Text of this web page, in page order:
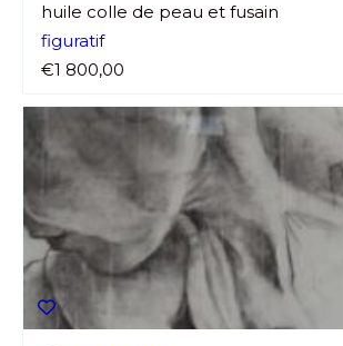
huile colle de peau et fusain
figuratif
€1 800,00